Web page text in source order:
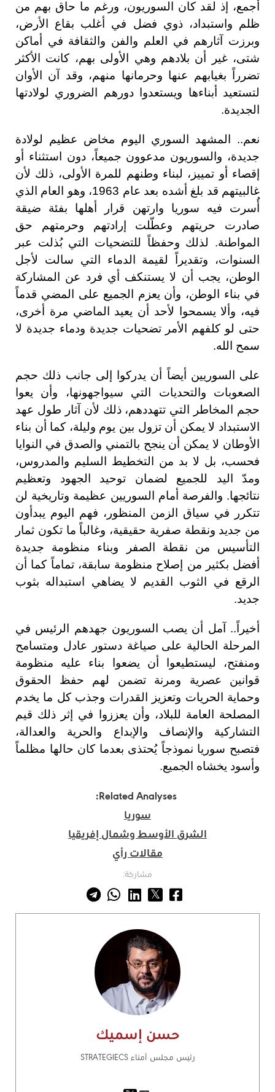
أجمع، إذ لقد كان السوريون، ورغم ما حاق بهم من
ظلم واستبداد، ذوي فضل في أغلب بقاع الأرض،
وبرزت آثارهم في العلم والفن والثقافة في أماكن
شتى، غير أن بلادهم وهي الأولى بهم، كانت الأكثر
تضرراً بغيابهم عنها وحرمانها منهم، وقد آن الأوان
لتستعيد أبناءها ويستعدوا دورهم الضروري لولادتها
الجديدة.
نعم.. المشهد السوري اليوم مخاض عظيم لولادة
جديدة، والسوريون مدعوون جميعاً، دون استثناء أو
إقصاء أو تمييز، لبناء وطنهم للمرة الأولى، ذلك لأن
غالبيتهم قد بلغ أشده بعد عام 1963، وهو العام الذي
أُسرت فيه سوريا وارتهن قرار أهلها بفئة ضيقة
صادرت حريتهم وعطّلت إرادتهم وحرمتهم حق
المواطنة. لذلك وحفظاً للتضحيات التي بُذلت عبر
السنوات، وتقديراً لقيمة الدماء التي سالت لأجل
الوطن، يجب أن لا يستنكف أي فرد عن المشاركة
في بناء الوطن، وأن يعزم الجميع على المضي قدماً
فيه، وألا يسمحوا لأحد أن يعيد الماضي مرة أخرى،
حتى لو كلفهم الأمر تضحيات جديدة ودماء جديدة لا
سمح الله.
على السوريين أيضاً أن يدركوا إلى جانب ذلك حجم
الصعوبات والتحديات التي سيواجهونها، وأن يعوا
حجم المخاطر التي تتهددهم، ذلك لأن آثار طول عهد
الاستبداد لا يمكن أن تزول بين يوم وليلة، كما أن بناء
الأوطان لا يمكن أن ينجح بالتمني والصدق في النوايا
فحسب، بل لا بد من التخطيط السليم والمدروس،
ومدّ اليد للجميع لضمان توحيد الجهود وتعظيم
نتائجها. والفرصة أمام السوريين عظيمة وتاريخية لن
تتكرر في سياق الزمن المنظور، فهم اليوم يبدأون
من جديد ونقطة صفرية حقيقية، وغالباً ما تكون ثمار
التأسيس من نقطة الصفر وبناء منظومة جديدة
أفضل بكثير من إصلاح منظومة سابقة، تماماً كما أن
الرقع في الثوب القديم لا يضاهي استبداله بثوب
جديد.
أخيراً.. آمل أن يصب السوريون جهدهم الرئيس في
المرحلة الحالية على صياغة دستور عادل ومتسامح
ومنفتح، ليستطيعوا أن يضعوا بناء عليه منظومة
قوانين عصرية ومرنة تضمن لهم حفظ الحقوق
وحماية الحريات وتعزيز القدرات وجذب كل ما يخدم
المصلحة العامة للبلاد، وأن يعززوا في إثر ذلك قيم
التشاركية والإنصاف والإبداع والحرية والعدالة،
فتصبح سوريا نموذجاً يُحتذى بعدما كان حالها مظلماً
وأسود يخشاه الجميع.
Related Analyses:
سوريا
الشرق الأوسط وشمال إفريقيا
مقالات رأي
مشاركة:
حسن إسميك
رئيس مجلس أمناء STRATEGIECS